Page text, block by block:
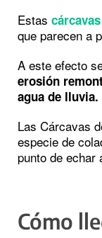
Estas cárcavas
que parecen a
A este efecto
erosión
agua de lluvia.
Las Cárcavas
especie de
punto de echar
Cómo